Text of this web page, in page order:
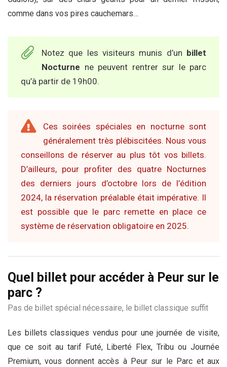
comme dans vos pires cauchemars…
Notez que les visiteurs munis d’un billet
Nocturne ne peuvent rentrer sur le parc
qu’à partir de 19h00.
Ces soirées spéciales en nocturne sont
généralement très plébiscitées. Nous vous
conseillons de réserver au plus tôt vos billets.
D’ailleurs, pour profiter des quatre Nocturnes
des derniers jours d’octobre lors de l’édition
2024, la réservation préalable était impérative. Il
est possible que le parc remette en place ce
système de réservation obligatoire en 2025.
Quel billet pour accéder à Peur sur le
parc ?
Pas de billet spécial nécessaire, le billet classique suffit
Les billets classiques vendus pour une journée de visite,
que ce soit au tarif Futé, Liberté Flex, Tribu ou Journée
Premium, vous donnent accès à Peur sur le Parc et aux